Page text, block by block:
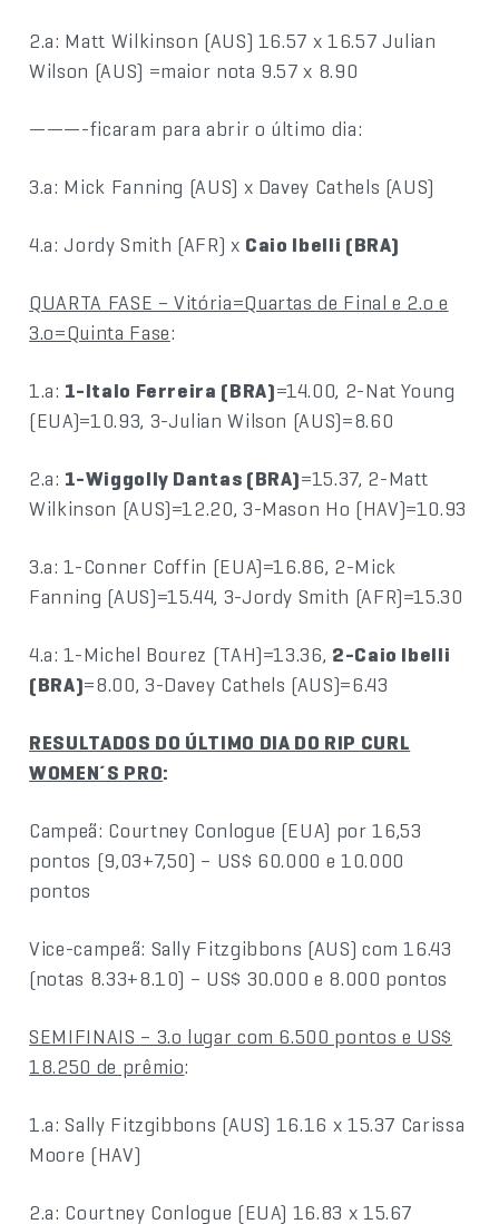
2.a: Matt Wilkinson (AUS) 16.57 x 16.57 Julian
Wilson (AUS) =maior nota 9.57 x 8.90
———-ficaram para abrir o último dia:
3.a: Mick Fanning (AUS) x Davey Cathels (AUS)
4.a: Jordy Smith (AFR) x Caio Ibelli (BRA)
QUARTA FASE – Vitória=Quartas de Final e 2.o e
3.o=Quinta Fase:
1.a: 1-Italo Ferreira (BRA)=14.00, 2-Nat Young
(EUA)=10.93, 3-Julian Wilson (AUS)=8.60
2.a: 1-Wiggolly Dantas (BRA)=15.37, 2-Matt
Wilkinson (AUS)=12.20, 3-Mason Ho (HAV)=10.93
3.a: 1-Conner Coffin (EUA)=16.86, 2-Mick
Fanning (AUS)=15.44, 3-Jordy Smith (AFR)=15.30
4.a: 1-Michel Bourez (TAH)=13.36, 2-Caio Ibelli
(BRA)=8.00, 3-Davey Cathels (AUS)=6.43
RESULTADOS DO ÚLTIMO DIA DO RIP CURL
WOMEN´S PRO:
Campeã: Courtney Conlogue (EUA) por 16,53
pontos (9,03+7,50) – US$ 60.000 e 10.000
pontos
Vice-campeã: Sally Fitzgibbons (AUS) com 16.43
(notas 8.33+8.10) – US$ 30.000 e 8.000 pontos
SEMIFINAIS – 3.o lugar com 6.500 pontos e US$
18.250 de prêmio:
1.a: Sally Fitzgibbons (AUS) 16.16 x 15.37 Carissa
Moore (HAV)
2.a: Courtney Conlogue (EUA) 16.83 x 15.67